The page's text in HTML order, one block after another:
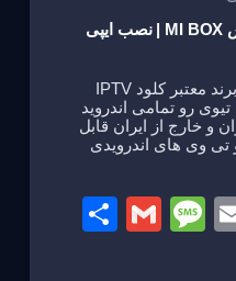
فروش ایپی تیوی اندروید باکس MI BOX | نصب ایپی
مژده به مشترکین ایپی تیوی برند معتبر کلود IPTV
رو تمامی اندروید
و خارج از ایران قابل
وی های اندرویدی
E
M
G